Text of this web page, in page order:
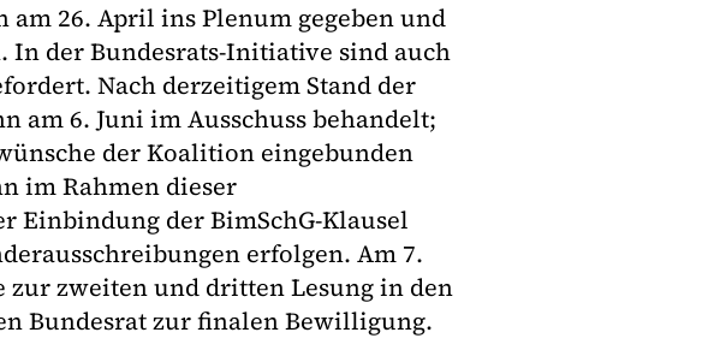
26. April ins Plenum gegeben und
In der Bundesrats-Initiative sind auch
Nach derzeitigem Stand der
am 6. Juni im Ausschuss behandelt;
der Koalition eingebunden
im Rahmen dieser
Einbindung der BimSchG-Klausel
erfolgen. Am 7.
zweiten und dritten Lesung in den
Bundesrat zur finalen Bewilligung.